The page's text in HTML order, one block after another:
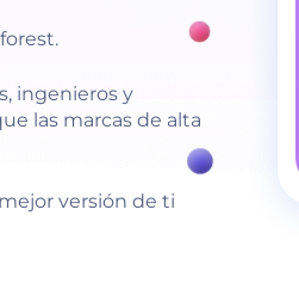
ingenieros y
las marcas de alta
versión de ti